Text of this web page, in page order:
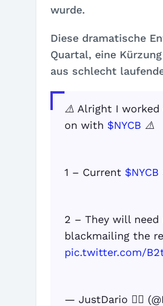
wurde.
Diese dramatische
Quartal, eine
aus schlecht
⚠️ Alright I worked
on with $NYCB ⚠️
1 – Current $NYCB
2 – They will need
blackmailing the
pic.twitter.com/
— JustDario 🏊‍♂️